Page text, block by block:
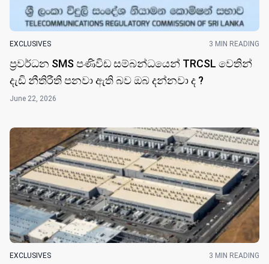
EXCLUSIVES 3 MIN READING
ප්‍රවර්ධන SMS පණිවිඩ සම්බන්ධයෙන් TRCSL වෙතින්
දැඩි නීතිරීති පනවා ඇති බව ඔබ දන්නවා ද ?
June 22, 2026
EXCLUSIVES 3 MIN READING